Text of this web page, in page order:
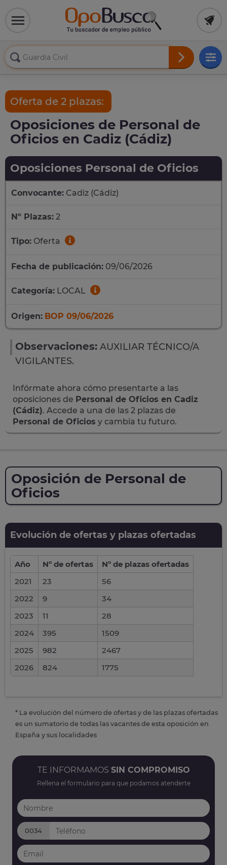
Oferta de 2 plazas:
Oposiciones de Personal de
Oficios en Cadiz (Cádiz)
Oposiciones Personal de Oficios
Convocante: Cadiz (Cádiz)
Nº Plazas: 2
Tipo: Oferta
Fecha de publicación: 09/06/2026
Categoría: LOCAL
Origen: BOP 09/06/2026
Observaciones: AUXILIAR TÉCNICO/A
VIGILANTES.
Infórmate ahora cómo presentarte a las
oposiciones de Personal de Oficios en Cadiz
(Cádiz). Accede a una de las 2 plazas de
Personal de Oficios y cambia tu futuro.
Oposición de Personal de
Oficios
Evolución de ofertas y plazas ofertadas
Año Nº de ofertas
Nº de plazas ofertadas
2021
23
56
2022
9
34
2023
11
28
2024
395
1509
2025
982
2467
2026
824 1775
* La evolución del número de ofertas y de las plazas ofertadas
es un sumatorio de todas las vacantes de esta oposición en
España y sus localidades
TE INFORMAMOS SIN COMPROMISO
Rellena el formulario para que podamos atenderte
0034